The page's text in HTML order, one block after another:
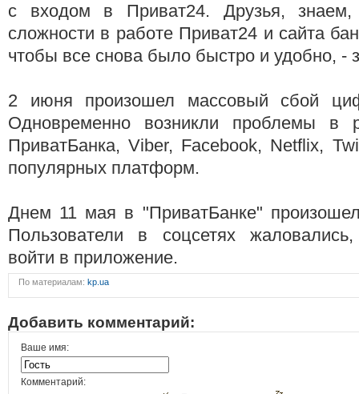
с входом в Приват24. Друзья, знаем,
сложности в работе Приват24 и сайта
чтобы все снова было быстро и удобно, -
2 июня произошел массовый сбой
Одновременно возникли проблемы в
ПриватБанка, Viber, Facebook, Netflix,
популярных платформ.
Днем 11 мая в "ПриватБанке"
Пользователи в соцсетях
войти в приложение.
По материалам: kp.ua
Добавить комментарий:
Ваше имя:
Комментарий: